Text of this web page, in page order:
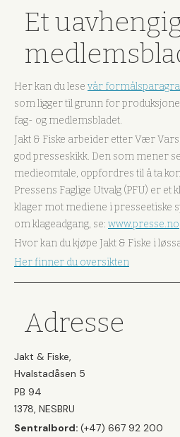
Et
Her kan du lese vår
som ligger til grunn for
fag- og medlemsbladet.
Jakt & Fiske arbeider etter Vær
god presseskikk. Den som mener
medieomtale, oppfordres til å ta
Pressens Faglige Utvalg (PFU) er
klager mot mediene i presseetiske
om klageadgang, se: www.presse.no
Hvor kan du kjøpe Jakt & Fiske i
Her finner du oversikten
Adresse
Jakt & Fiske,
Hvalstadåsen 5
PB 94
1378, NESBRU
Sentralbord: (+47) 667 92 200